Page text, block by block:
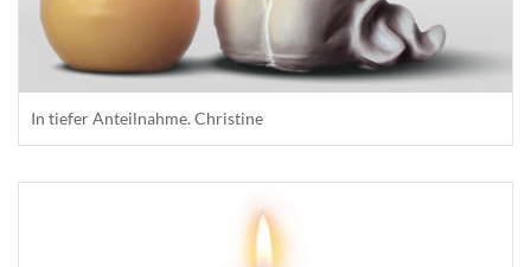
In tiefer Anteilnahme. Christine